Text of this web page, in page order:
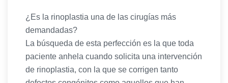
¿Es la rinoplastia una de las cirugías más
demandadas?
La búsqueda de esta perfección es la que toda
paciente anhela cuando solicita una intervención
de rinoplastia, con la que se corrigen tanto